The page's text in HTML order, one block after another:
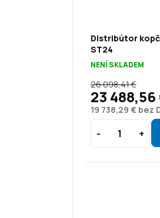
Distribútor
ST24
NENÍ SKLADEM
19 738,29 € bez
26 098,41 €
23 488,56